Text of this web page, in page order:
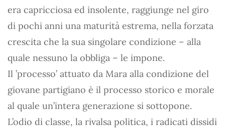
era capricciosa ed insolente, raggiunge nel giro
di pochi anni una maturità estrema, nella forzata
crescita che la sua singolare condizione – alla
quale nessuno la obbliga – le impone.
Il ’processo’ attuato da Mara alla condizione del
giovane partigiano è il processo storico e morale
al quale un’intera generazione si sottopone.
L’odio di classe, la rivalsa politica, i radicati dissidi